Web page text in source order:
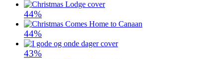
44%
44%
43%